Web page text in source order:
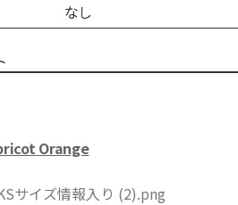
なし
Orange